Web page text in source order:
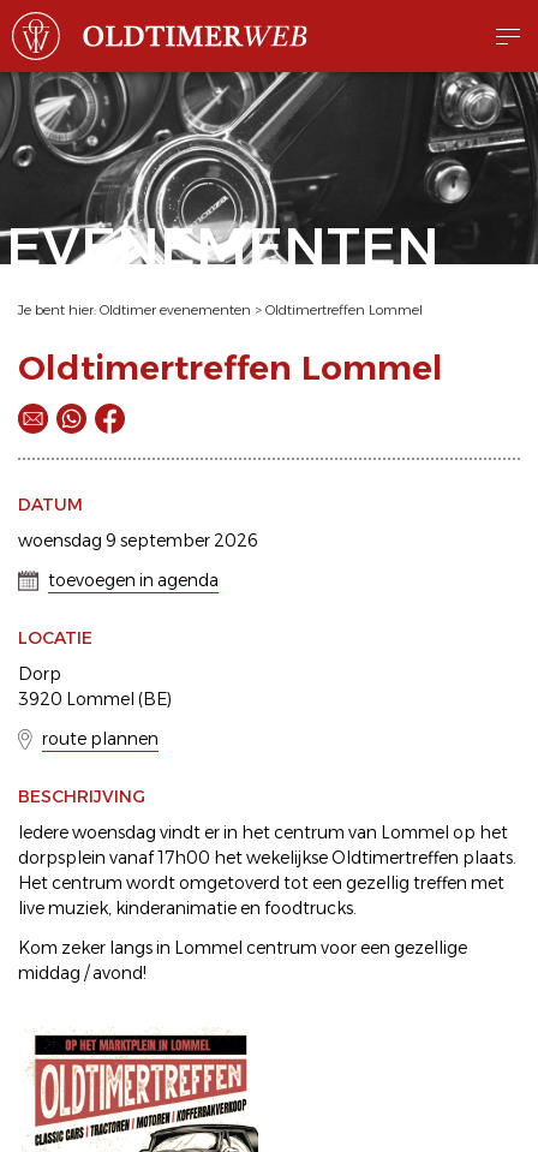
EVENEMENTEN
Je bent hier: Oldtimer evenementen > Oldtimertreffen Lommel
Oldtimertreffen Lommel
DATUM
woensdag 9 september 2026
toevoegen in agenda
LOCATIE
Dorp
3920 Lommel (BE)
route plannen
BESCHRIJVING
Iedere woensdag vindt er in het centrum van Lommel op het
dorpsplein vanaf 17h00 het wekelijkse Oldtimertreffen plaats.
Het centrum wordt omgetoverd tot een gezellig treffen met
live muziek, kinderanimatie en foodtrucks.
Kom zeker langs in Lommel centrum voor een gezellige
middag / avond!